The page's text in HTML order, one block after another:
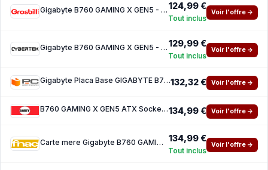
Gigabyte B760 GAMING X GEN5 - B760 LGA1700 DDR5 ATX 124,99 €
Tout inclus
Voir l'offre →
Gigabyte B760 GAMING X GEN5 - B760 LGA1700 DDR5 ATX 129,99 €
Tout inclus
Voir l'offre →
Gigabyte Placa Base GIGABYTE B760 GAMING X GEN5 Intel B760 LGA1700 DDR5 ATX M.2 PCIe 4.0 2132,32 € Voir l'offre →
B760 GAMING X GEN5 ATX Socket LGA1700 Chipset B760134,99 € Voir l'offre →
Carte mere Gigabyte B760 GAMING X GEN5 ATX Socket LGA1700 Chipset B760 134,99 €
Tout inclus
Voir l'offre →